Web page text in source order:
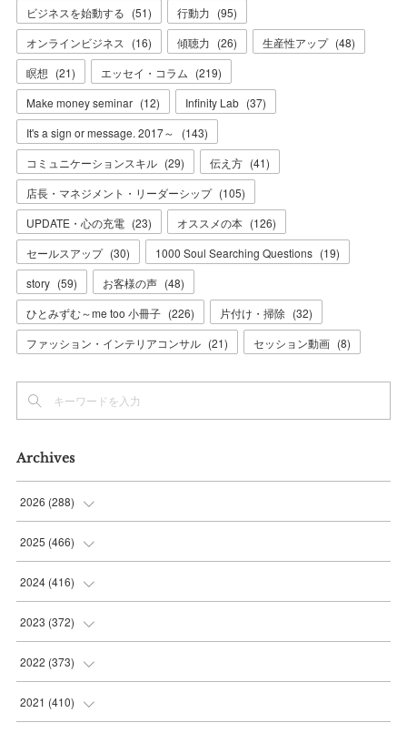
ビジネスを始動する (51) 行動力 (95)
オンラインビジネス
(16) 傾聴力 (26) 生産性アップ (48)
瞑想 (21) エッセイ・コラム (219)
Make money seminar (12) Infinity Lab (37)
It's a sign or message. 2017～
(143)
コミュニケーションスキル (29) 伝え方 (41)
店長・マネジメント・リーダーシップ (105)
UPDATE・心の充電 (23) オススメの本 (126)
セールスアップ (30) 1000 Soul Searching Questions (19)
story (59) お客様の声 (48)
ひとみずむ～me too 小冊子 (226) 片付け・掃除 (32)
ファッション・インテリアコンサル (21) セッション動画 (8)
Archives
2026 (288)
(9)
(36
(37
(42
2025 (466)
(56
(37
(35
(36
2024 (416)
(38
(39
(38
2023 (372)
(31
(30
2022 (373)
(31
2021 (410)